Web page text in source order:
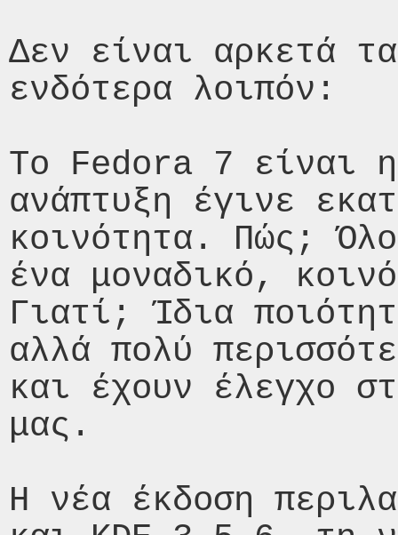
Δεν είναι αρκετά
ενδότερα λοιπόν:
Το Fedora 7 είναι
ανάπτυξη έγινε
κοινότητα. Πώς;
ένα μοναδικό,
Γιατί; Ίδια
αλλά πολύ
και έχουν έλεγχο
μας.
Η νέα έκδοση